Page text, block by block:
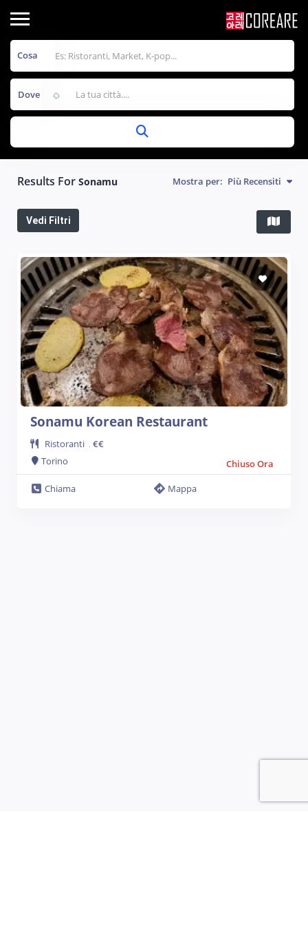
Cosa
Dove
Results For Sonamu Mostra per: Più Recensiti
Vedi Filtri
Sonamu Korean Restaurant
Ristoranti
€€
Torino
Chiuso Ora
Chiama
Mappa